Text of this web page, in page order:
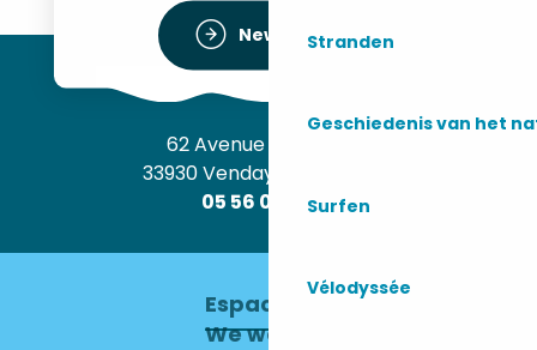
Stranden
Geschiedenis van het
Surfen
Vélodyssée
Newsletter
62 Avenue de l’Océan
33930 Vendays-Montalivet
05 56 09 30 12
Espace pro
We werven